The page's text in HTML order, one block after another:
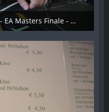
2007-05-04 - Boerde LAN 15 - EA Masters Finale - 024